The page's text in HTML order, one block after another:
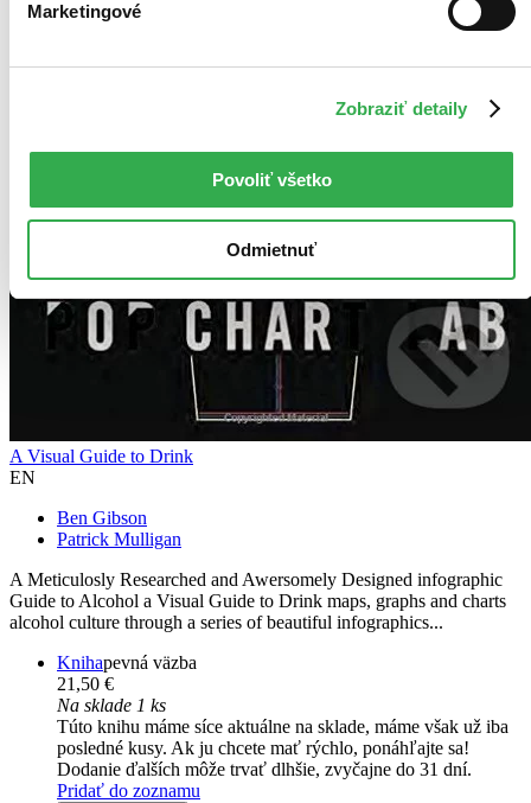
Marketingové
Zobraziť detaily
Povoliť všetko
Odmietnuť
A Visual Guide to Drink
EN
Ben Gibson
Patrick Mulligan
A Meticulosly Researched and Awersomely Designed infographic
Guide to Alcohol a Visual Guide to Drink maps, graphs and charts
alcohol culture through a series of beautiful infographics...
Knihapevná väzba
21,50 €
Na sklade 1 ks
Túto knihu máme síce aktuálne na sklade, máme však už iba
posledné kusy. Ak ju chcete mať rýchlo, ponáhľajte sa!
Dodanie ďalších môže trvať dlhšie, zvyčajne do 31 dní.
Pridať do zoznamu